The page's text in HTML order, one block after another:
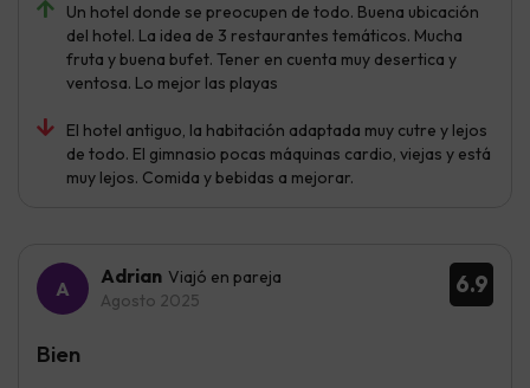
Un hotel donde se preocupen de todo. Buena ubicación
del hotel. La idea de 3 restaurantes temáticos. Mucha
fruta y buena bufet. Tener en cuenta muy desertica y
ventosa. Lo mejor las playas
El hotel antiguo, la habitación adaptada muy cutre y lejos
de todo. El gimnasio pocas máquinas cardio, viejas y está
muy lejos. Comida y bebidas a mejorar.
6.9
Adrian Viajó en pareja
Agosto 2025
Bien